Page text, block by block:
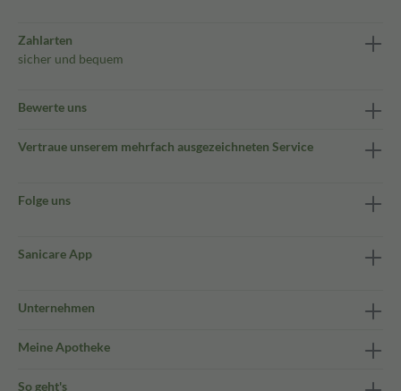
Zahlarten
sicher und bequem
Bewerte uns
Vertraue unserem mehrfach ausgezeichneten Service
Folge uns
Sanicare App
Unternehmen
Meine Apotheke
So geht's